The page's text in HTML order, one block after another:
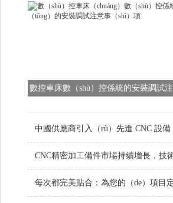
數控車床數（shù）控係統的安裝調試注